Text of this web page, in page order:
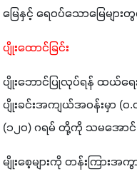
မြေနှင့် ရေဝပ်သောမြေများ
ပျိုးထောင်ခြင်း
ပျိုးဘောင်ပြုလုပ်ရန် ထယ်ရ
ပျိုးခင်းအကျယ်အဝန်းမှာ (
(၁၂၀) ဂရမ် တို့ကို သမအောင်
မျိုးစေ့များကို တန်းကြား